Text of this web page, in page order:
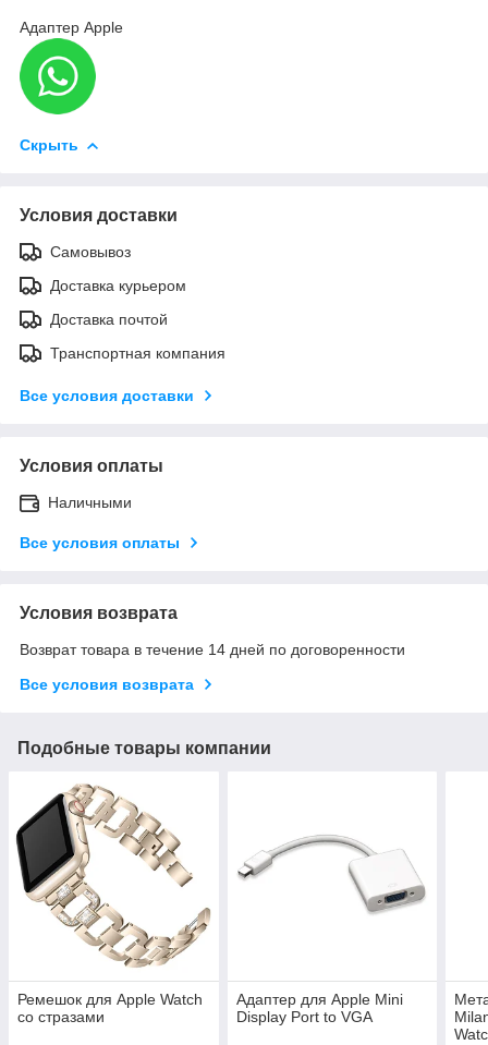
Адаптер Apple
Скрыть
Условия доставки
Самовывоз
Доставка курьером
Доставка почтой
Транспортная компания
Все условия доставки
Условия оплаты
Наличными
Все условия оплаты
Условия возврата
Возврат товара в течение 14 дней по договоренности
Все условия возврата
Подобные товары компании
Ремешок для Apple Watch
со стразами
Адаптер для Apple Mini
Display Port to VGA